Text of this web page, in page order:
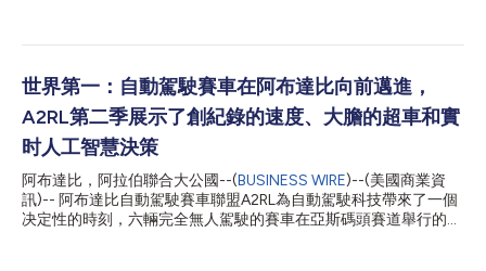
爭奪剩餘的參賽名額。 ATRC秘書長Faisal Al Banna閣下表示：
人第一視角(FPV)無人機飛行員 MinChan Kim則在人機終極對決中
員會(ATRC)旗下創新加速機構ASPIRE主辦，既彰顯了視覺自主飛
行技術的飛速發展，也體現出在高速運行場景下，人類的本能反應
與機器的執行表現之間仍存在微小的差距。 A2RL錦標賽於1月21日
至22日在阿拉伯聯合大公國國際無人系統展(UMEX)期間舉辦，為
期兩天的賽事匯聚了全球頂尖AI研究團隊與世界一流FPV無人機飛
行員，透過多種競賽形式展開比拼，在真實的競速環境中檢驗各隊
伍的感知、決策與操控能力。本次比賽的總獎金高達60萬美元。
TII Racing在AI速度挑戰賽中樹立賽事標竿 在AI速...
世界第一：自動駕駛賽車在阿布達比向前邁進，
A2RL第二季展示了創紀錄的速度、大膽的超車和實
时人工智慧決策
阿布達比，阿拉伯聯合大公國--(BUSINESS WIRE)--(美國商業資
訊)-- 阿布達比自動駕駛賽車聯盟A2RL為自動駕駛科技帶來了一個
决定性的時刻，六輛完全無人駕駛的賽車在亞斯碼頭賽道舉行的世